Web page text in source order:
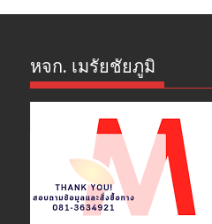
หจก. เมรัยชัยภูมิ